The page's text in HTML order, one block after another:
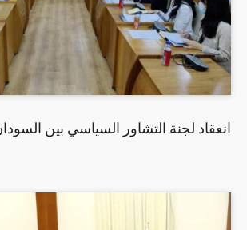
انعقاد لجنة التشاور السياسي بين